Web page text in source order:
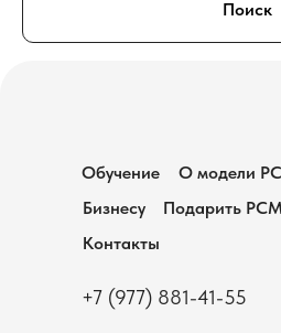
Поиск
+7 (977) 881-41-55
Обучение
О модели
Бизнесу
Контакты
Подарить PCM